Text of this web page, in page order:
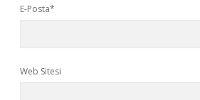
E-Posta*
Web Sitesi